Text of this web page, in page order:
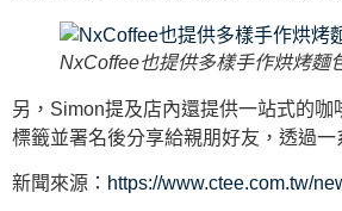
NxCoffee也提供多樣手作烘烤麵
另，Simon提及店內還提供一站式的
標籤並署名後分享給親朋好友，透過
新聞來源： https://www.ctee.com.tw/